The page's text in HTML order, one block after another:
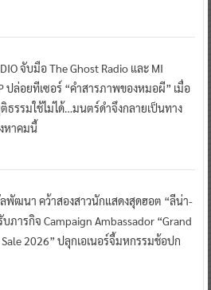
จับมือ The Ghost Radio และ MI
ปล่อยทีเซอร์ “คำสารภาพของหมอผี” เมื่อ
ธรรมใช้ไม่ได้…มนตร์ดำจึงกลายเป็นทาง
หาคมนี้
พัฒนา คว้าสองสาวนักแสดงสุดฮอต “ลีน่า-
ภารกิจ Campaign Ambassador “Grand
2026” ปลุกเอเนอร์จี้มหกรรมช้อปก